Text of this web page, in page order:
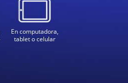
En computadora,
tablet o celular